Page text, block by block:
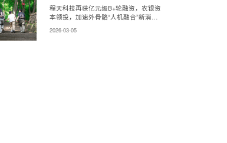
程天科技再获亿元级B+轮融资，农银资
本领投，加速外骨骼“人机融合”新消费
2026-03-05